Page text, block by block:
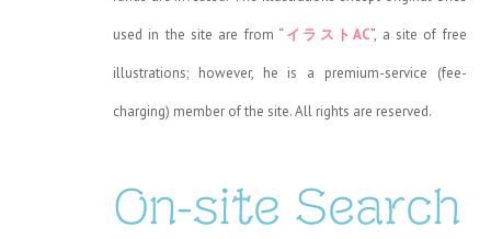
used in the site are from “イラストAC”, a site of free
illustrations; however, he is a premium-service (fee-
charging) member of the site. All rights are reserved.
On-site Search